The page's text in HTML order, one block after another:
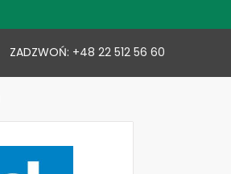
ZADZWOŃ: +48 22 512 56 60